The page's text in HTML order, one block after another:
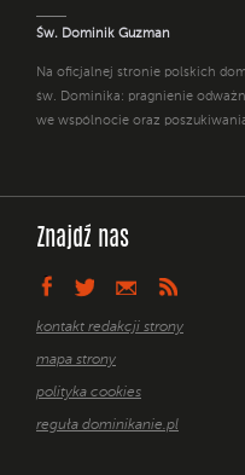
Św. Dominik Guzman
Na oficjalnej stronie polskich
św. Dominika: pragnienie
we wspólnocie oraz
Znajdź nas
kontakt redakcji strony
mapa strony
polityka cookies
reguła dominikanie.pl